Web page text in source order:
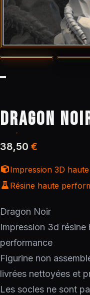
DRAGON
38,50 €
Impression 3D
Résine haute
Dragon Noir
Impression 3d résine
performance
Figurine non
livrées nettoyées et
Les socles ne sont